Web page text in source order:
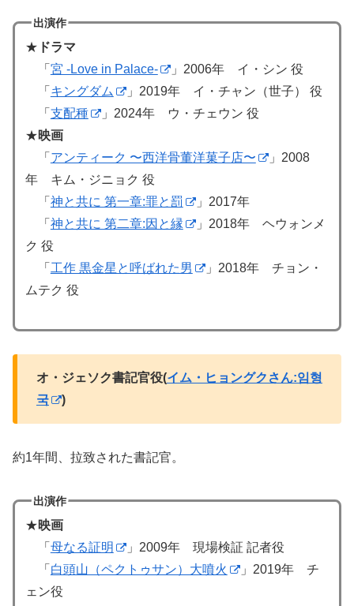
出演作
★ ドラマ
「 宮 -Love in Palace-
」2006年 イ・シン 役
「 キングダム
」2019年 イ・チャン（世子） 役
「 支配種
」2024年 ウ・チェウン 役
★映画
「 アンティーク 〜西洋骨董洋菓子店〜
」2008
年 キム・ジニョク 役
「 神と共に 第一章:罪と罰
」2017年
「 神と共に 第二章:因と縁
」2018年 ヘウォンメ
ク 役
「 工作 黒金星と呼ばれた男
」2018年 チョン・
ムテク 役
オ・ジェソク書記官役(イム・ヒョングクさん:임형
국
)
約1年間、拉致された書記官。
出演作
★映画
「 母なる証明
」2009年 現場検証 記者役
「 白頭山（ペクトゥサン）大噴火
」2019年 チ
ェン役